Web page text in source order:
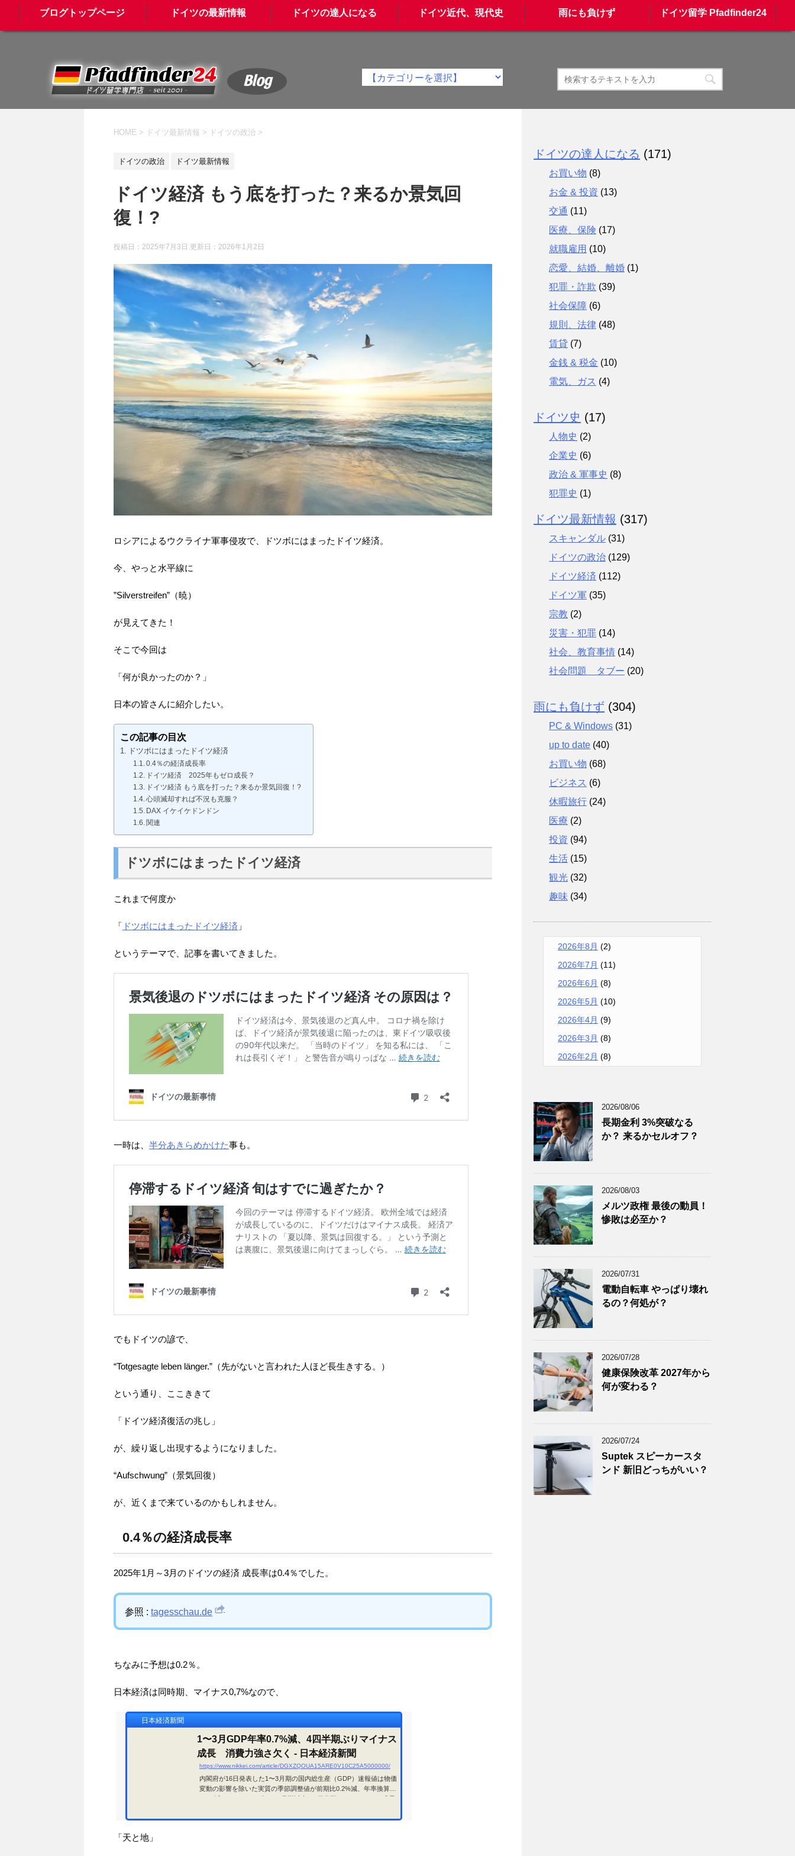
ブログトップページ ドイツの最新情報 ドイツの達人になる ドイツ近代、現代史 雨にも負けず ドイツ留学 Pfadfinder24
Blog
HOME > ドイツ最新情報 > ドイツの政治 >
ドイツの政治 ドイツ最新情報
ドイツ経済 もう底を打った？来るか景気回
復！?
投稿日：2025年7月3日 更新日： 2026年1月2日
ロシアによるウクライナ軍事侵攻で、ドツボにはまったドイツ経済。
今、やっと水平線に
”Silverstreifen”（暁）
が見えてきた！
そこで今回は
「何が良かったのか？」
日本の皆さんに紹介したい。
この記事の目次
ドツボにはまったドイツ経済
0.4％の経済成長率
ドイツ経済 2025年もゼロ成長？
ドイツ経済 もう底を打った？来るか景気回復！?
心頭滅却すれば不況も克服？
DAX イケイケドンドン
関連
ドツボにはまったドイツ経済
これまで何度か
「 ドツボにはまったドイツ経済 」
というテーマで、記事を書いてきました。
一時は、 半分あきらめかけた事も。
でもドイツの諺で、
“Totgesagte leben länger.”（先がないと言われた人ほど長生きする。）
という通り、ここききて
「ドイツ経済復活の兆し」
が、繰り返し出現するようになりました。
“Aufschwung”（景気回復）
が、近くまで来ているのかもしれません。
0.4％の経済成長率
2025年1月～3月のドイツの経済 成長率は0.4％でした。
参照 : tagesschau.de
ちなみに予想は0.2％。
日本経済は同時期、マイナス0,7%なので、
日本経済新聞
1〜3月GDP年率0.7%減、4四半期ぶりマイナス
成長 消費力強さ欠く - 日本経済新聞
https://www.nikkei.com/article/DGXZQOUA15ARE0V10C25A5000000/
内閣府が16日発表した1〜3月期の国内総生産（GDP）速報値は物価
変動の影響を除いた実質の季節調整値が前期比0.2%減、年率換算で
0.7%減だった。2024年1〜3月期以来、4四半期ぶりのマイナス成長
前にまとめた民間予測の中心値の年率0.2%減を下回った。GDPの半
「天と地」
ドイツの達人になる (171)
お買い物 (8)
お金 & 投資 (13)
交通 (11)
医療、保険 (17)
就職雇用 (10)
恋愛、結婚、離婚 (1)
犯罪・詐欺 (39)
社会保障 (6)
規則、法律 (48)
賃貸 (7)
金銭 & 税金 (10)
電気、ガス (4)
ドイツ史 (17)
人物史 (2)
企業史 (6)
政治 & 軍事史 (8)
犯罪史 (1)
ドイツ最新情報 (317)
スキャンダル (31)
ドイツの政治 (129)
ドイツ経済 (112)
ドイツ軍 (35)
宗教 (2)
災害・犯罪 (14)
社会、教育事情 (14)
社会問題 タブー (20)
雨にも負けず (304)
PC & Windows (31)
up to date (40)
お買い物 (68)
ビジネス (6)
休暇旅行 (24)
医療 (2)
投資 (94)
生活 (15)
観光 (32)
趣味 (34)
2026年8月 (2)
2026年7月 (11)
2026年6月 (8)
2026年5月 (10)
2026年4月 (9)
2026年3月 (8)
2026年2月 (8)
2025年11月(12)
2025年10月 (10)
2025年9月
2025年7月
2025年6月
(9)
2025年5月
(8)
2025年4月
2025年3月(9)
2025年2月
(8)
2025年1月
(8)
2024年12月
2024年9月
(9)
2024年8月
(9)
2024年7月
2024年6月(7)
2024年5月
(8)
2024年4月
(8)
2024年3月
2024年2月
2026/08/06
長期金利 3%突破なる
か？ 来るかセルオフ？
2026/08/03
メルツ政権 最後の動員！
惨敗は必至か？
2026/07/31
電動自転車 やっぱり壊れ
るの？何処が？
2026/07/28
健康保険改革 2027年から
何が変わる？
2026/07/24
Suptek スピーカースタ
ンド 新旧どっちがいい？